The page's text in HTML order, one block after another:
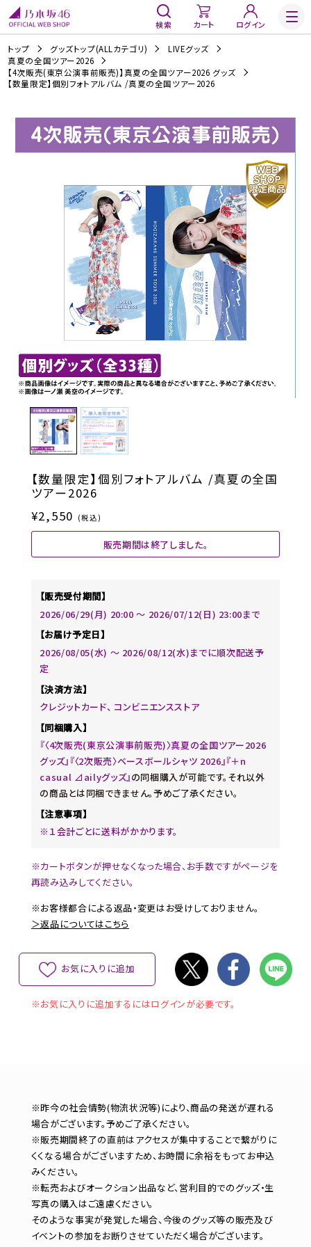
検索 カート ログイン
トップ グッズトップ(ALLカテゴリ)
LIVEグッズ
真夏の全国ツアー2026
【4次販売(東京公演事前販売)】真夏の全国ツアー2026 グッズ
【数量限定】個別フォトアルバム /真夏の全国ツアー2026
【数量限定】個別フォトアルバム /真夏の全国
ツアー2026
¥2,550 (税込)
販売期間は終了しました。
【販売受付期間】
2026/06/29(月) 20:00 〜 2026/07/12(日) 23:00まで
【お届け予定日】
2026/08/05(水) ～ 2026/08/12(水)までに順次配送予
定
【決済方法】
クレジットカード、 コンビニエンスストア
【同梱購入】
『〈4次販売(東京公演事前販売)〉真夏の全国ツアー2026
グッズ』『〈2次販売〉ベースボールシャツ 2026』『＋n
casual ⊿ailyグッズ』の同梱購入が可能です。それ以外
の商品とは同梱できません。予めご了承ください。
【注意事項】
※１会計ごとに送料がかかります。
※カートボタンが押せなくなった場合、お手数ですがページを
再読み込みしてください。
※お客様都合による返品・変更はお受けしておりません。
＞返品についてはこちら
お気に入りに追加
※お気に入りに追加するにはログインが必要です。
※昨今の社会情勢(物流状況等)により、商品の発送が遅れる
場合がございます。予めご了承ください。
※販売期間終了の直前はアクセスが集中することで繋がりに
くくなる場合がございますため、お時間に余裕をもってお申込
みください。
※転売およびオークション出品など、営利目的でのグッズ・生
写真の購入はご遠慮ください。
そのような事実が発覚した場合、今後のグッズ等の販売及び
イベントの参加をお断りさせていただく場合がございます。